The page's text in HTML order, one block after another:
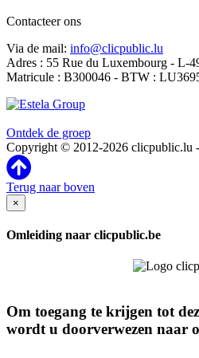
Contacteer ons
Via de mail: info@clicpublic.lu
Adres : 55 Rue du Luxembourg - L-
Matricule : B300046 - BTW :
Ontdek de groep
Copyright © 2012-2026 clicpublic.lu
Terug naar boven
×
Omleiding naar clicpublic.be
Om toegang te krijgen tot
wordt u doorverwezen naar